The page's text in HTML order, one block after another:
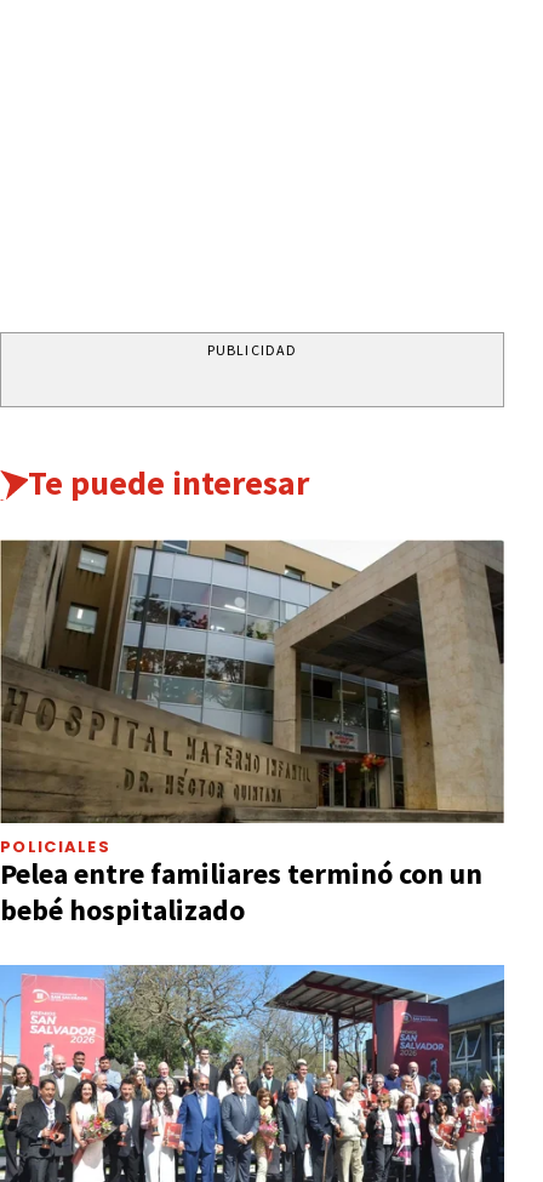
PUBLICIDAD
Te puede interesar
POLICIALES
Pelea entre familiares terminó con un
bebé hospitalizado